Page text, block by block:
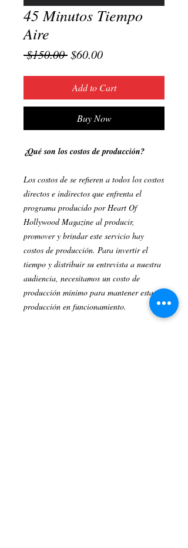
45 Minutos Tiempo
Aire
$150.00 Regular
$60.00Sale
Add to Cart
Buy Now
¿Qué son los costos de producción?
Los costos de se refieren a todos los costos
directos e indirectos que enfrenta el
programa producido por Heart Of
Hollywood Magazine al producir,
promover y brindar este servicio hay
costos de producción. Para invertir el
tiempo y distribuir su entrevista a nuestra
audiencia, necesitamos un costo de
producción mínimo para mantener esta
producción en funcionamiento.